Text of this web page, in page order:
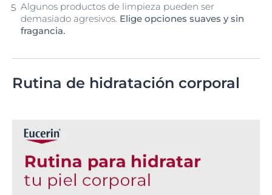
Algunos productos de limpieza pueden ser
demasiado agresivos. Elige opciones suaves y sin
fragancia.
Rutina de hidratación corporal